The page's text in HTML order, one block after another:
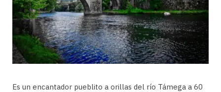
Es un encantador pueblito a orillas del río Támega a 60